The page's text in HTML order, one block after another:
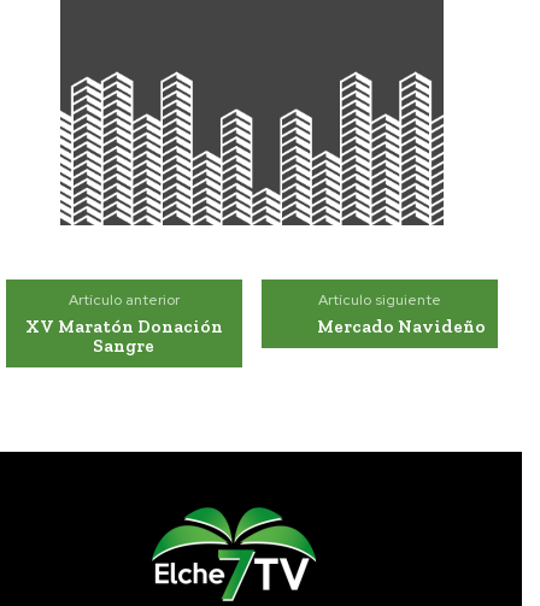
Artículo anterior
XV Maratón Donación
Sangre
Artículo siguiente
Mercado Navideño